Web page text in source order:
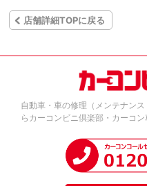
店舗詳細TOPに戻る
自動車・車の修理（メンテナン
らカーコンビニ倶楽部・カーコ